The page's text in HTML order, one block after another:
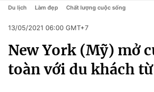
Chuyên mục
Chính trị
Chính trị
Pháp luật
Kinh tế
Thể thao
Truyền hình
Du lịch Làm đẹp Chất lượng cuộc sống
13/05/2021 06:00 GMT+7
New York (Mỹ) mở
toàn với du khách